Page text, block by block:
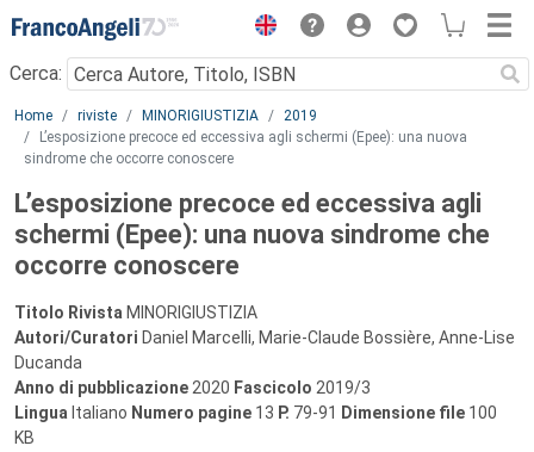
Menu
Cerca:
Main content
Home riviste MINORIGIUSTIZIA
2019
L’esposizione precoce ed eccessiva agli schermi (Epee): una nuova
sindrome che occorre conoscere
L’esposizione precoce ed eccessiva agli
schermi (Epee): una nuova sindrome che
occorre conoscere
Titolo Rivista MINORIGIUSTIZIA
Autori/Curatori Daniel Marcelli, Marie-Claude Bossière, Anne-Lise
Ducanda
Anno di pubblicazione 2020 Fascicolo 2019/3
Lingua Italiano Numero pagine 13 P. 79-91 Dimensione file 100
KB